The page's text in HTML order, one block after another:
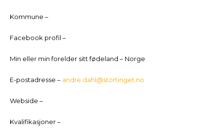
Kommune –
Facebook profil –
Min eller min forelder sitt fødeland – Norge
E-postadresse – andre.dahl@stortinget.no
Webside –
Kvalifikasjoner –